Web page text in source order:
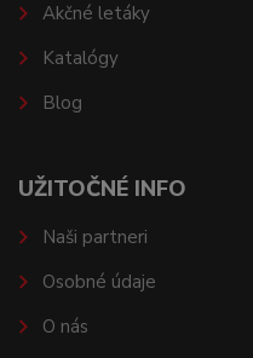
Akčné letáky
Katalógy
Blog
UŽITOČNÉ INFO
Naši partneri
Osobné údaje
O nás